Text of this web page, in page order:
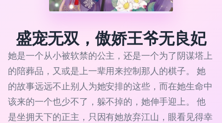
盛宠无双，傲娇王爷无良妃
她是一个从小被软禁的公主，还是一个为了阴谋塔上
的陪葬品，又或是上一辈用来控制那人的棋子。 她
的故事远远不止别人为她安排的这些，而在她生命中
该来的一个也少不了，躲不掉的，她伸手迎上。 他
是坐拥天下的正主，只因有她放弃江山，眼看见得幸